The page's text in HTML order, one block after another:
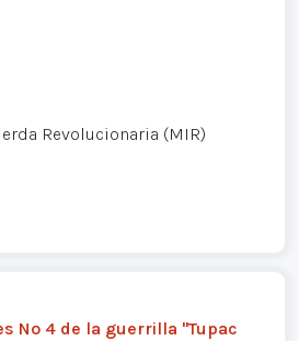
Revolucionaria (MIR)
Nº 4 de la guerrilla "Tupac